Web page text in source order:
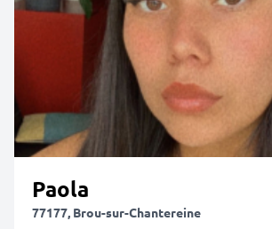
Paola
77177, Brou-sur-Chantereine